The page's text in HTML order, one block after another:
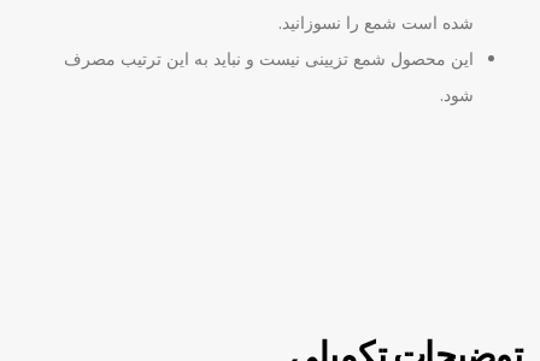
شده است شمع را نسوزانید.
این محصول شمع تزیینی نیست و نباید به این ترتیب مصرف
شود.